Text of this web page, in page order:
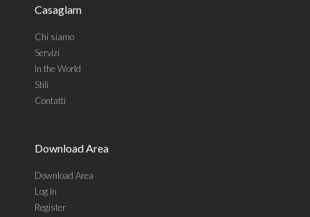
Casaglam
Chi siamo
Servizi
In the World
Stili
Contatti
Download Area
Download Area
Log In
Register